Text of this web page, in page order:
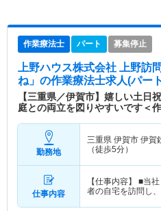
作業療法士 パート 募集停止
上野ハウス株式会社 上野訪
ね」 の作業療法士求人(パー
【三重県／伊賀市】嬉しい土日
庭との両立を図りやすいです＜
勤務地
三重県 伊賀市 伊賀
（徒歩5分）
仕事内容
【仕事内容】 ■当
者の自宅を訪問し